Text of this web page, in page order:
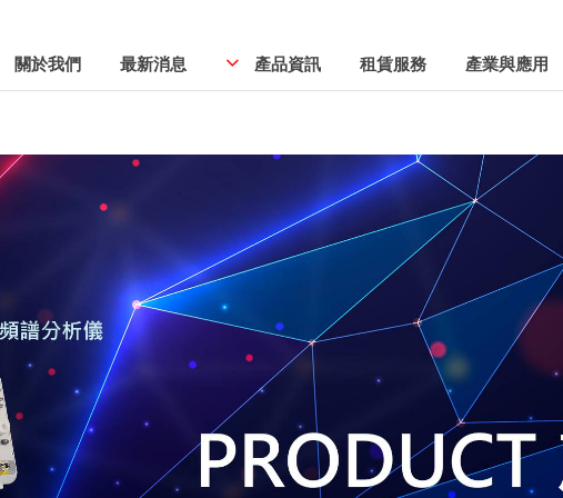
關於我們 最新消息 產品資訊 租賃服務 產業與應用